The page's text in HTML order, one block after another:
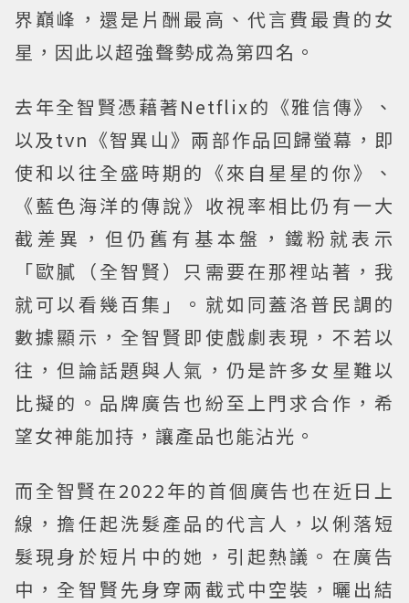
界巔峰，還是片酬最高、代言費最貴的女
星，因此以超強聲勢成為第四名。
去年全智賢憑藉著Netflix的《雅信傳》、
以及tvn《智異山》兩部作品回歸螢幕，即
使和以往全盛時期的《來自星星的你》、
《藍色海洋的傳說》收視率相比仍有一大
截差異，但仍舊有基本盤，鐵粉就表示
「歐膩（全智賢）只需要在那裡站著，我
就可以看幾百集」。就如同蓋洛普民調的
數據顯示，全智賢即使戲劇表現，不若以
往，但論話題與人氣，仍是許多女星難以
比擬的。品牌廣告也紛至上門求合作，希
望女神能加持，讓產品也能沾光。
而全智賢在2022年的首個廣告也在近日上
線，擔任起洗髮產品的代言人，以俐落短
髮現身於短片中的她，引起熱議。在廣告
中，全智賢先身穿兩截式中空裝，曬出結